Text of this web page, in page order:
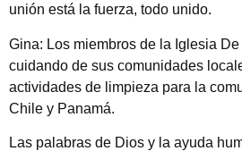
unión está la fuerza, todo unido.
Gina: Los miembros de la Iglesia
cuidando de sus comunidades
actividades de limpieza para la
Chile y Panamá.
Las palabras de Dios y la ayuda